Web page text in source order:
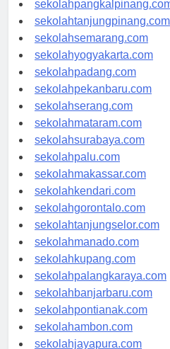
sekolahpangkalpinang.com
sekolahtanjungpinang.com
sekolahsemarang.com
sekolahyogyakarta.com
sekolahpadang.com
sekolahpekanbaru.com
sekolahserang.com
sekolahmataram.com
sekolahsurabaya.com
sekolahpalu.com
sekolahmakassar.com
sekolahkendari.com
sekolahgorontalo.com
sekolahtanjungselor.com
sekolahmanado.com
sekolahkupang.com
sekolahpalangkaraya.com
sekolahbanjarbaru.com
sekolahpontianak.com
sekolahambon.com